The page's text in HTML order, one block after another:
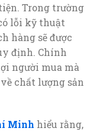
Trong trường
lỗi kỹ thuật
hàng sẽ được
định. Chính
người mua mà
chất lượng sản
Minh hiểu rằng,